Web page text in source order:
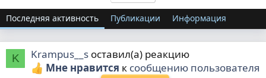
Последняя активность Публикации Информация
K Krampus__s оставил(а) реакцию
Мне нравится к сообщению пользователя